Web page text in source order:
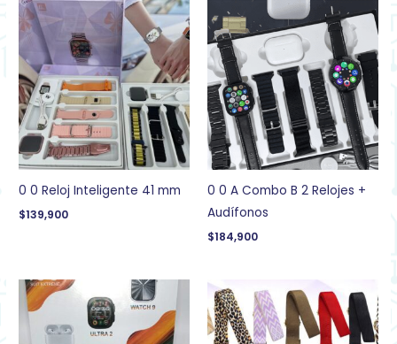
0 0 Reloj Inteligente 41 mm
$139,900
0 0 A Combo B 2 Relojes +
Audífonos
$184,900